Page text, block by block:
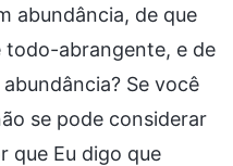
abundância, de que
todo-abrangente, e de
Se você
se pode considerar
que Eu digo que